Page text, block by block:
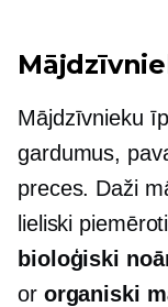
Mājdzīvnieku
gardumus,
preces. Daži
lieliski
bioloģiski
or organiski